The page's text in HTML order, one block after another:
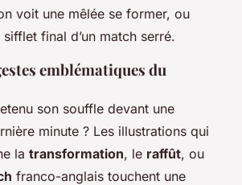
voit une mêlée se former, ou
sifflet final d’un match serré.
emblématiques du
son souffle devant une
minute ? Les illustrations qui
la transformation, le raffût, ou
franco-anglais touchent une